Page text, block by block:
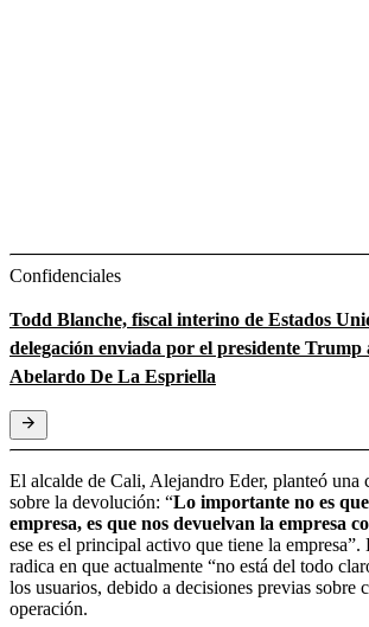
Confidenciales
Todd Blanche, fiscal interino de Estados
delegación enviada por el presidente Trump
Abelardo De La Espriella
El alcalde de Cali, Alejandro Eder, planteó una
sobre la devolución: “Lo importante no es
empresa, es que nos devuelvan la empresa
ese es el principal activo que tiene la
radica en que actualmente “no está del todo
los usuarios, debido a decisiones previas sobre
operación.